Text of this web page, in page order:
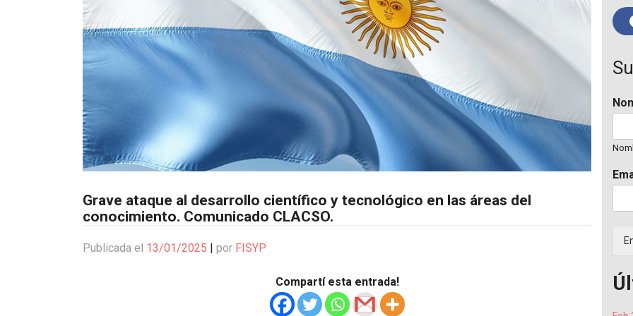
Grave ataque al desarrollo científico y tecnológico en las áreas del
conocimiento. Comunicado CLACSO.
Publicada el 13/01/2025 | por FISYP
Compartí esta entrada!